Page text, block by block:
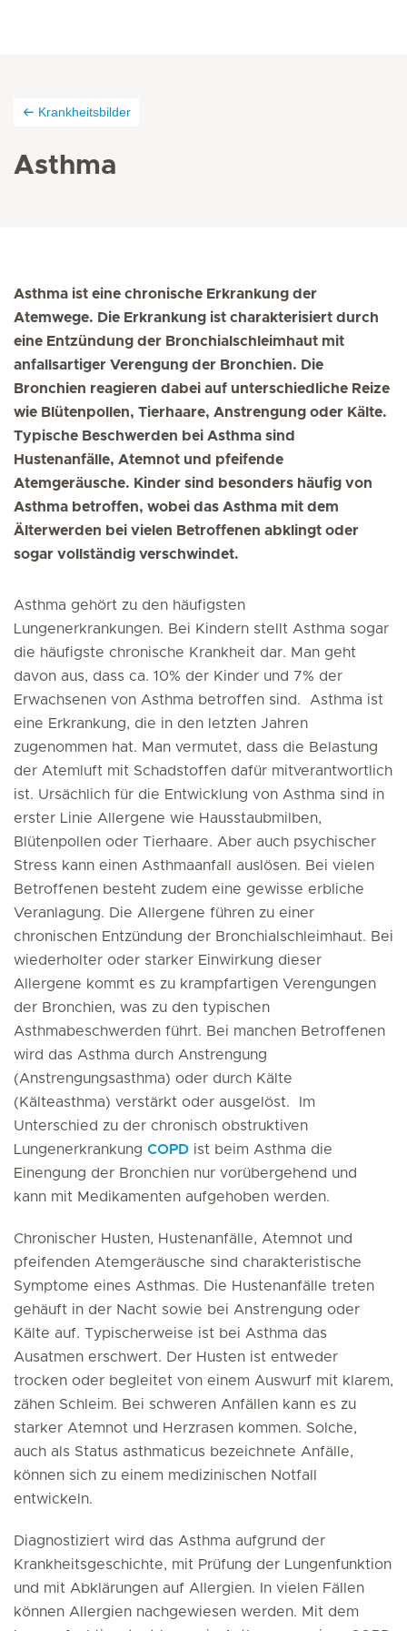
Krankheitsbilder
Asthma
Asthma ist eine chronische Erkrankung der
Atemwege. Die Erkrankung ist charakterisiert durch
eine Entzündung der Bronchialschleimhaut mit
anfallsartiger Verengung der Bronchien. Die
Bronchien reagieren dabei auf unterschiedliche Reize
wie Blütenpollen, Tierhaare, Anstrengung oder Kälte.
Typische Beschwerden bei Asthma sind
Hustenanfälle, Atemnot und pfeifende
Atemgeräusche. Kinder sind besonders häufig von
Asthma betroffen, wobei das Asthma mit dem
Älterwerden bei vielen Betroffenen abklingt oder
sogar vollständig verschwindet.
Asthma gehört zu den häufigsten
Lungenerkrankungen. Bei Kindern stellt Asthma sogar
die häufigste chronische Krankheit dar. Man geht
davon aus, dass ca. 10% der Kinder und 7% der
Erwachsenen von Asthma betroffen sind. Asthma ist
eine Erkrankung, die in den letzten Jahren
zugenommen hat. Man vermutet, dass die Belastung
der Atemluft mit Schadstoffen dafür mitverantwortlich
ist. Ursächlich für die Entwicklung von Asthma sind in
erster Linie Allergene wie Hausstaubmilben,
Blütenpollen oder Tierhaare. Aber auch psychischer
Stress kann einen Asthmaanfall auslösen. Bei vielen
Betroffenen besteht zudem eine gewisse erbliche
Veranlagung. Die Allergene führen zu einer
chronischen Entzündung der Bronchialschleimhaut. Bei
wiederholter oder starker Einwirkung dieser
Allergene kommt es zu krampfartigen Verengungen
der Bronchien, was zu den typischen
Asthmabeschwerden führt. Bei manchen Betroffenen
wird das Asthma durch Anstrengung
(Anstrengungsasthma) oder durch Kälte
(Kälteasthma) verstärkt oder ausgelöst. Im
Unterschied zu der chronisch obstruktiven
Lungenerkrankung COPD ist beim Asthma die
Einengung der Bronchien nur vorübergehend und
kann mit Medikamenten aufgehoben werden.
Chronischer Husten, Hustenanfälle, Atemnot und
pfeifenden Atemgeräusche sind charakteristische
Symptome eines Asthmas. Die Hustenanfälle treten
gehäuft in der Nacht sowie bei Anstrengung oder
Kälte auf. Typischerweise ist bei Asthma das
Ausatmen erschwert. Der Husten ist entweder
trocken oder begleitet von einem Auswurf mit klarem,
zähen Schleim. Bei schweren Anfällen kann es zu
starker Atemnot und Herzrasen kommen. Solche,
auch als Status asthmaticus bezeichnete Anfälle,
können sich zu einem medizinischen Notfall
entwickeln.
Diagnostiziert wird das Asthma aufgrund der
Krankheitsgeschichte, mit Prüfung der Lungenfunktion
und mit Abklärungen auf Allergien. In vielen Fällen
können Allergien nachgewiesen werden. Mit dem